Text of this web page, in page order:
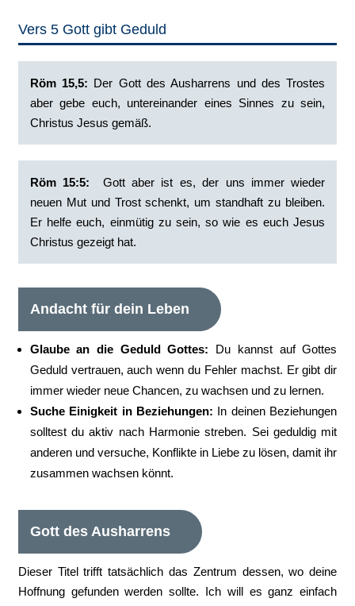
Vers 5 Gott gibt Geduld
Röm 15,5: Der Gott des Ausharrens und des Trostes
aber gebe euch, untereinander eines Sinnes zu sein,
Christus Jesus gemäß.
Röm 15:5: Gott aber ist es, der uns immer wieder
neuen Mut und Trost schenkt, um standhaft zu bleiben.
Er helfe euch, einmütig zu sein, so wie es euch Jesus
Christus gezeigt hat.
Andacht für dein Leben
Glaube an die Geduld Gottes: Du kannst auf Gottes
Geduld vertrauen, auch wenn du Fehler machst. Er gibt dir
immer wieder neue Chancen, zu wachsen und zu lernen.
Suche Einigkeit in Beziehungen: In deinen Beziehungen
solltest du aktiv nach Harmonie streben. Sei geduldig mit
anderen und versuche, Konflikte in Liebe zu lösen, damit ihr
zusammen wachsen könnt.
Gott des Ausharrens
Dieser Titel trifft tatsächlich das Zentrum dessen, wo deine
Hoffnung gefunden werden sollte. Ich will es ganz einfach